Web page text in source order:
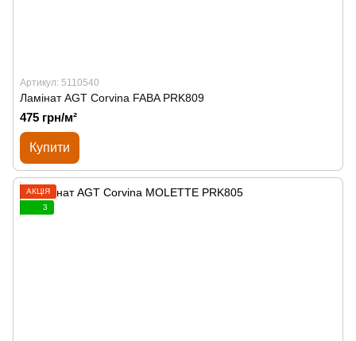
Артикул: 5110540
Ламінат AGT Corvina FABA PRK809
475 грн/м²
Купити
АКЦІЯ
3